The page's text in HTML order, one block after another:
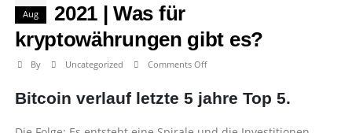
Aug
2021 | Was für
kryptowährungen gibt es?
By Uncategorized Comments Offon
Krypto
Kaufen
Bitcoin verlauf letzte 5 jahre Top 5.